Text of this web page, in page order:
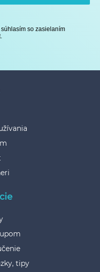
so zasielaním
tipy